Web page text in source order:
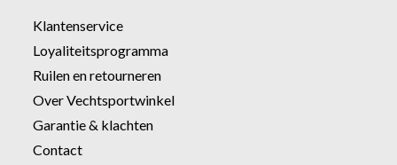
Klantenservice
Loyaliteitsprogramma
Ruilen en retourneren
Over Vechtsportwinkel
Garantie & klachten
Contact